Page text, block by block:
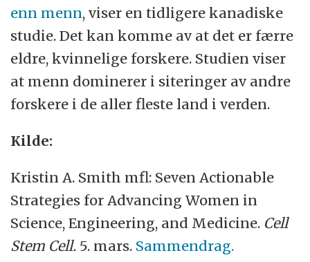
enn menn, viser en tidligere kanadiske
studie. Det kan komme av at det er færre
eldre, kvinnelige forskere. Studien viser
at menn dominerer i siteringer av andre
forskere i de aller fleste land i verden.
Kilde:
Kristin A. Smith mfl: Seven Actionable
Strategies for Advancing Women in
Science, Engineering, and Medicine. Cell
Stem Cell. 5. mars. Sammendrag.